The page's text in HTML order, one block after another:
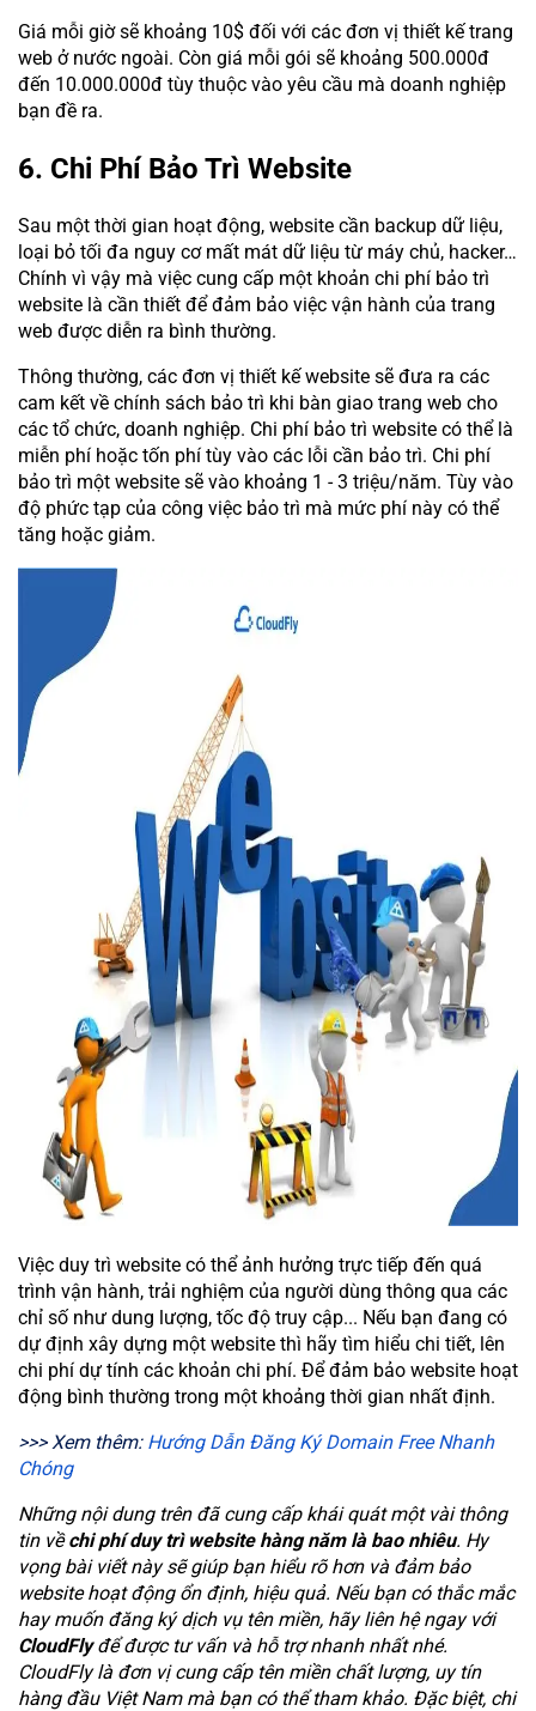
Giá mỗi giờ sẽ khoảng 10$ đối với các đơn vị thiết kế trang
web ở nước ngoài. Còn giá mỗi gói sẽ khoảng 500.000đ
đến 10.000.000đ tùy thuộc vào yêu cầu mà doanh nghiệp
bạn đề ra.
6. Chi Phí Bảo Trì Website
Sau một thời gian hoạt động, website cần backup dữ liệu,
loại bỏ tối đa nguy cơ mất mát dữ liệu từ máy chủ, hacker…
Chính vì vậy mà việc cung cấp một khoản chi phí bảo trì
website là cần thiết để đảm bảo việc vận hành của trang
web được diễn ra bình thường.
Thông thường, các đơn vị thiết kế website sẽ đưa ra các
cam kết về chính sách bảo trì khi bàn giao trang web cho
các tổ chức, doanh nghiệp. Chi phí bảo trì website có thể là
miễn phí hoặc tốn phí tùy vào các lỗi cần bảo trì. Chi phí
bảo trì một website sẽ vào khoảng 1 - 3 triệu/năm. Tùy vào
độ phức tạp của công việc bảo trì mà mức phí này có thể
tăng hoặc giảm.
Việc duy trì website có thể ảnh hưởng trực tiếp đến quá
trình vận hành, trải nghiệm của người dùng thông qua các
chỉ số như dung lượng, tốc độ truy cập... Nếu bạn đang có
dự định xây dựng một website thì hãy tìm hiểu chi tiết, lên
chi phí dự tính các khoản chi phí. Để đảm bảo website hoạt
động bình thường trong một khoảng thời gian nhất định.
>>> Xem thêm: Hướng Dẫn Đăng Ký Domain Free Nhanh
Chóng
Những nội dung trên đã cung cấp khái quát một vài thông
tin vềchi phí duy trì website hàng năm là bao nhiêu. Hy
vọng bài viết này sẽ giúp bạn hiểu rõ hơn và đảm bảo
website hoạt động ổn định, hiệu quả. Nếu bạn có thắc mắc
hay muốn đăng ký dịch vụ tên miền, hãy liên hệ ngay với
CloudFlyđể được tư vấn và hỗ trợ nhanh nhất nhé.
CloudFly là đơn vị cung cấp tên miền chất lượng, uy tín
hàng đầu Việt Nam mà bạn có thể tham khảo. Đặc biệt, chi